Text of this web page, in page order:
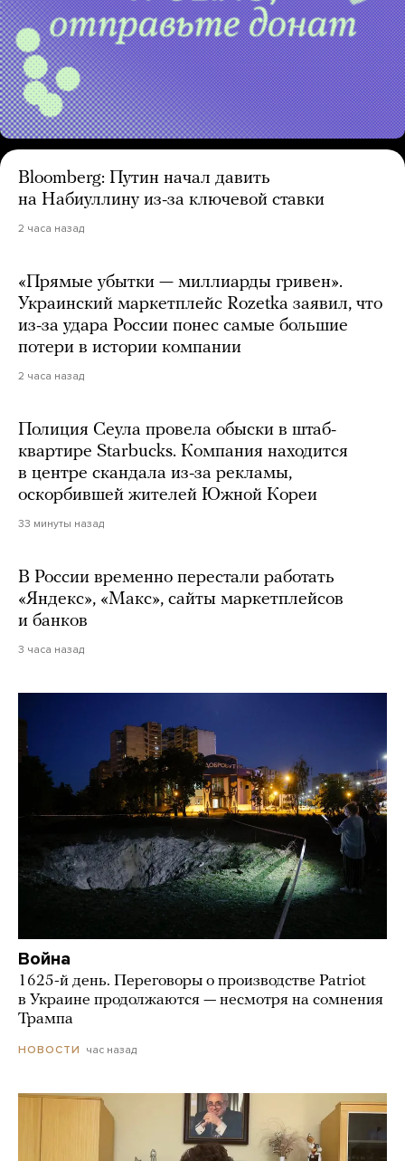
Bloomberg: Путин начал давить
на Набиуллину из-за ключевой ставки
2 часа назад
«Прямые убытки — миллиарды гривен».
Украинский маркетплейс Rozetka заявил, что
из-за удара России понес самые большие
потери в истории компании
2 часа назад
Полиция Сеула провела обыски в штаб-
квартире Starbucks. Компания находится
в центре скандала из-за рекламы,
оскорбившей жителей Южной Кореи
33 минуты назад
В России временно перестали работать
«Яндекс», «Макс», сайты маркетплейсов
и банков
3 часа назад
Война
1625-й день. Переговоры о производстве Patriot
в Украине продолжаются — несмотря на сомнения
Трампа
НОВОСТИ час назад